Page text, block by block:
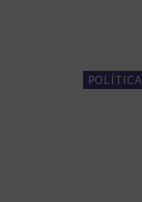
POLÍTICA